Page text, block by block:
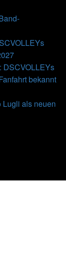
DSCVOLLEYs
bekannt
Lugli als neuen